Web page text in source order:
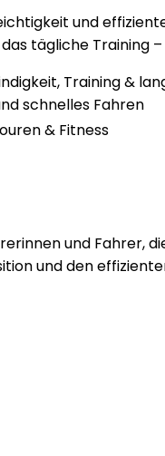
und
tägliche Training
Training &
schnelles Fahren
& Fitness
und Fahrer,
und den